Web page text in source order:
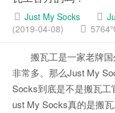
Just My Socks
(2019-04-08)
搬瓦工是一家老牌
非常多。那么Just My
Socks到底是不是搬瓦
ust My Socks真的是搬